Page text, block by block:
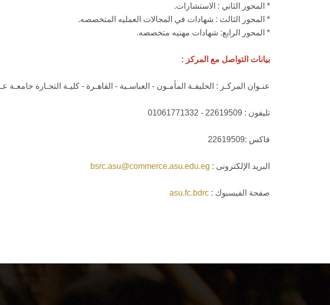
* المحور الثاني : الاستشارات.
* المحور الثالث : شهادات في المجالات العمليه المتخصصه.
* المحور الرابع: شهادات مهنيه متخصصه.
بيانات التواصل مع المركز :
عنـوان المركـز : الخليفـة المأمـون - العباسـية - القاهـرة - كليـة التجـارة
تليفون : 22619509 - 01061771332
فاكس :22619509
البريد الإلكترونى : bsrc.asu@commerce.asu.edu.eg
صفحة الفيسبوك : asu.fc.bdrc